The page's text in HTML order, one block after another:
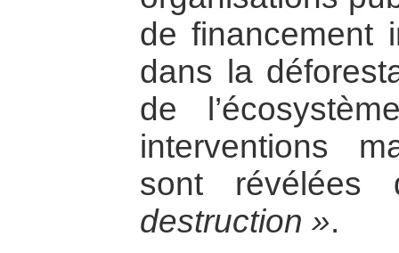
de financement
dans la
de
interventions
sont
destruction ».